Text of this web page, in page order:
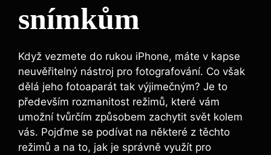
snímkům
Když vezmete do rukou iPhone, máte v kapse
neuvěřitelný nástroj pro fotografování. Co však
dělá jeho fotoaparát tak výjimečným? Je to
především rozmanitost režimů, které vám
umožní tvůrčím způsobem zachytit svět kolem
vás. Pojďme se podívat na některé z těchto
režimů a na to, jak je správně využít pro